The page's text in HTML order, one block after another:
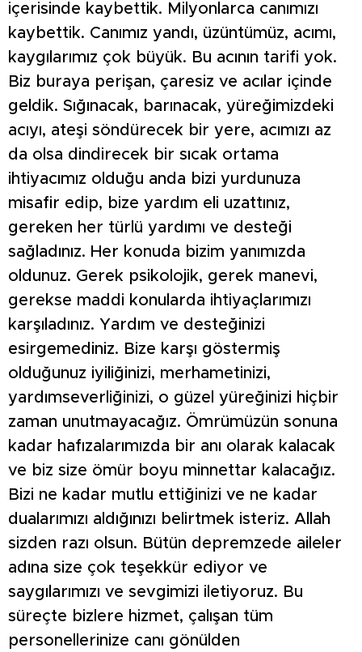
içerisinde kaybettik. Milyonlarca canımızı
kaybettik. Canımız yandı, üzüntümüz, acımı,
kaygılarımız çok büyük. Bu acının tarifi yok.
Biz buraya perişan, çaresiz ve acılar içinde
geldik. Sığınacak, barınacak, yüreğimizdeki
acıyı, ateşi söndürecek bir yere, acımızı az
da olsa dindirecek bir sıcak ortama
ihtiyacımız olduğu anda bizi yurdunuza
misafir edip, bize yardım eli uzattınız,
gereken her türlü yardımı ve desteği
sağladınız. Her konuda bizim yanımızda
oldunuz. Gerek psikolojik, gerek manevi,
gerekse maddi konularda ihtiyaçlarımızı
karşıladınız. Yardım ve desteğinizi
esirgemediniz. Bize karşı göstermiş
olduğunuz iyiliğinizi, merhametinizi,
yardımseverliğinizi, o güzel yüreğinizi hiçbir
zaman unutmayacağız. Ömrümüzün sonuna
kadar hafızalarımızda bir anı olarak kalacak
ve biz size ömür boyu minnettar kalacağız.
Bizi ne kadar mutlu ettiğinizi ve ne kadar
dualarımızı aldığınızı belirtmek isteriz. Allah
sizden razı olsun. Bütün depremzede aileler
adına size çok teşekkür ediyor ve
saygılarımızı ve sevgimizi iletiyoruz. Bu
süreçte bizlere hizmet, çalışan tüm
personellerinize canı gönülden